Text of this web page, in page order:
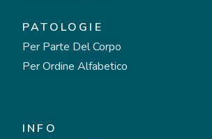
PATOLOGIE
Per Parte Del Corpo
Per Ordine Alfabetico
INFO